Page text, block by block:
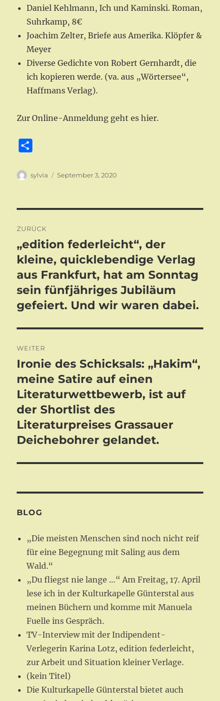
Daniel Kehlmann, Ich und Kaminski. Roman,
Suhrkamp, 8€
Joachim Zelter, Briefe aus Amerika. Klöpfer &
Meyer
Diverse Gedichte von Robert Gernhardt, die
ich kopieren werde. (va. aus „Wörtersee“,
Haffmans Verlag).
Zur Online-Anmeldung geht es hier.
i
Autor
sylvia
Veröffentlicht
September 3, 2020
ZURÜCK
Vorheriger
Beitrag:
„edition federleicht“, der
kleine, quicklebendige Verlag
aus Frankfurt, hat am Sonntag
sein fünfjähriges Jubiläum
gefeiert. Und wir waren dabei.
WEITER
Nächster
Beitrag:
Ironie des Schicksals: „Hakim“,
meine Satire auf einen
Literaturwettbewerb, ist auf
der Shortlist des
Literaturpreises Grassauer
Deichebohrer gelandet.
BLOG
„Die meisten Menschen sind noch nicht reif
für eine Begegnung mit Saling aus dem
Wald.“
„Du fliegst nie lange …“ Am Freitag, 17. April
lese ich in der Kulturkapelle Günterstal aus
meinen Büchern und komme mit Manuela
Fuelle ins Gespräch.
TV-Interview mit der Indipendent-
Verlegerin Karina Lotz, edition federleicht,
zur Arbeit und Situation kleiner Verlage.
(kein Titel)
Die Kulturkapelle Günterstal bietet auch